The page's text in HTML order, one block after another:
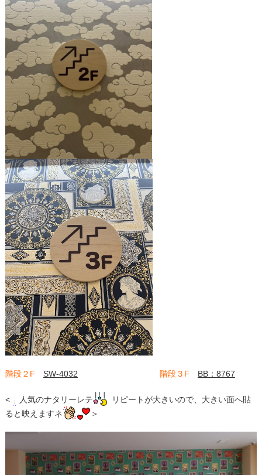
階段２F SW-4032 階段３F BB：8767
< 人気のナタリーレテ
リピートが大きいので、大きい面へ貼
ると映えますネ
＞